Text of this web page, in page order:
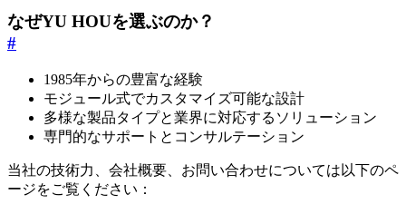
なぜYU HOUを選ぶのか？
#
1985年からの豊富な経験
モジュール式でカスタマイズ可能な設計
多様な製品タイプと業界に対応するソリューション
専門的なサポートとコンサルテーション
当社の技術力、会社概要、お問い合わせについては以下のペ
ージをご覧ください：